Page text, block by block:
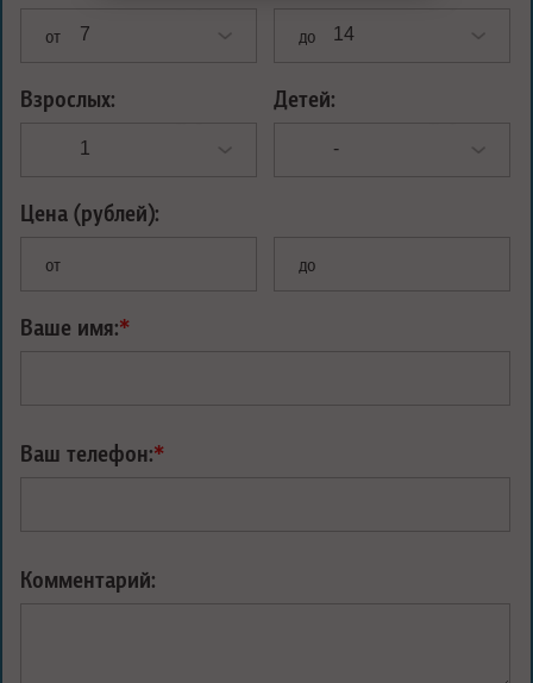
от до
Взрослых: Детей:
Цена (рублей):
от до
Ваше имя:*
Ваш телефон:*
Комментарий: